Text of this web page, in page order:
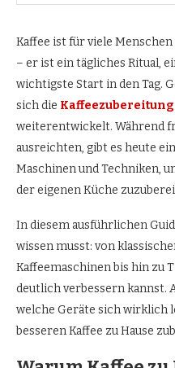
Kaffee ist für viele
– er ist ein tägliches Ritual,
wichtigste Start in den Tag.
sich die Kaffeezubereitung
weiterentwickelt. Während
ausreichten, gibt es heute
Maschinen und Techniken,
der eigenen Küche
In diesem ausführlichen
wissen musst: von
Kaffeemaschinen bis hin zu
deutlich verbessern kannst.
welche Geräte sich wirklich
besseren Kaffee zu Hause